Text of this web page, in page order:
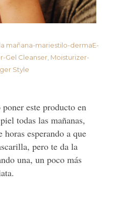
este producto en
todas las mañanas,
horas esperando a que
pero te da la
una, un poco más